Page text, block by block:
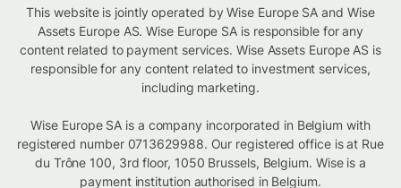
This website is jointly operated by Wise Europe SA and Wise
Assets Europe AS. Wise Europe SA is responsible for any
content related to payment services. Wise Assets Europe AS is
responsible for any content related to investment services,
including marketing.
Wise Europe SA is a company incorporated in Belgium with
registered number 0713629988. Our registered office is at Rue
du Trône 100, 3rd floor, 1050 Brussels, Belgium. Wise is a
payment institution authorised in Belgium.